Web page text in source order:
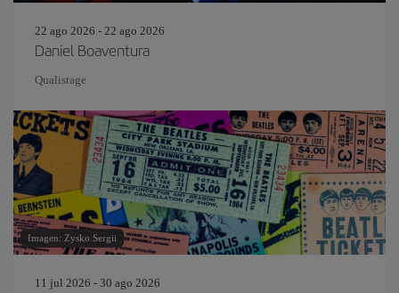
22 ago 2026 - 22 ago 2026
Daniel Boaventura
Qualistage
Imagen: Zysko Sergii
11 jul 2026 - 30 ago 2026